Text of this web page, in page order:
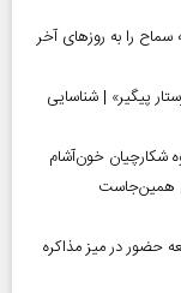
در سامانه سماح را به روز‌های آخر
پیگیر» | شناسایی
همین‌جاست
حضور در میز مذاکره